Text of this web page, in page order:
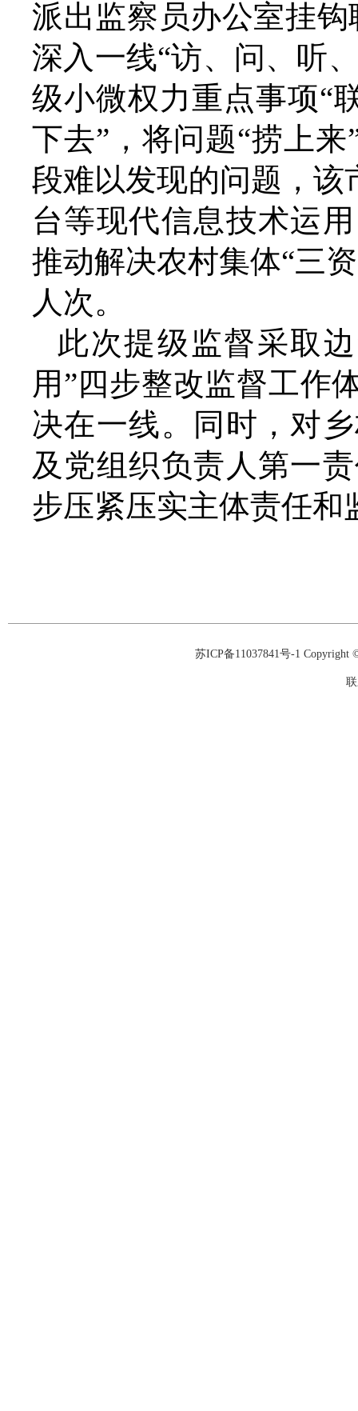
派出监察员办公室挂
深入一线“访、问、听
级小微权力重点事项“
下去”，将问题“捞上
段难以发现的问题，该
台等现代信息技术运
推动解决农村集体“三
人次。
此次提级监督采取
用”四步整改监督工作
决在一线。同时，对
及党组织负责人第一
步压紧压实主体责任和
苏ICP备11037841号-1 Copyright